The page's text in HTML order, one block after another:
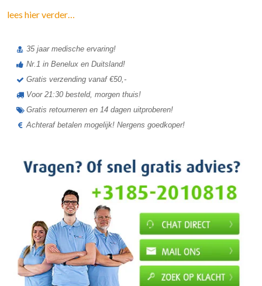
lees hier verder…
35 jaar medische ervaring!
Nr.1 in Benelux en Duitsland!
Gratis verzending vanaf €50,-
Voor 21:30 besteld, morgen thuis!
Gratis retourneren en 14 dagen uitproberen!
Achteraf betalen mogelijk! Nergens goedkoper!